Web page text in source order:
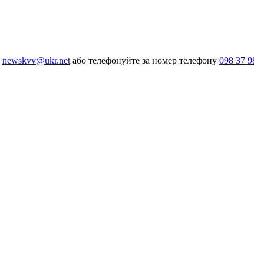
newskvv@ukr.netабо телефонуйте за номер телефону 098 37